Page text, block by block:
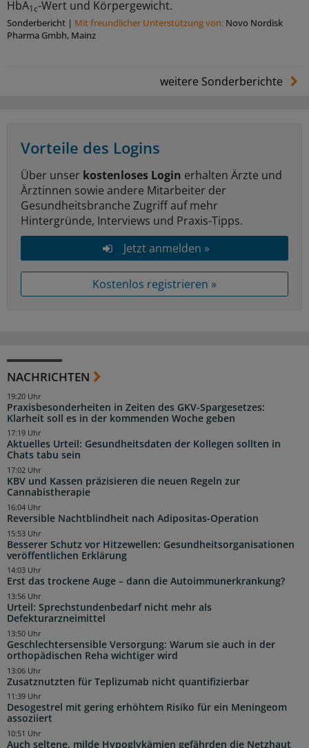
HbA1c-Wert und Körpergewicht.
Sonderbericht | Mit freundlicher Unterstützung von: Novo Nordisk
Pharma Gmbh, Mainz
weitere Sonderberichte
Vorteile des Logins
Über unser kostenloses Login erhalten Ärzte und
Ärztinnen sowie andere Mitarbeiter der
Gesundheitsbranche Zugriff auf mehr
Hintergründe, Interviews und Praxis-Tipps.
Jetzt anmelden »
Kostenlos registrieren »
NACHRICHTEN
Praxisbesonderheiten in Zeiten des GKV-Spargesetzes:
Klarheit soll es in der kommenden Woche geben
19:20 Uhr
Aktuelles Urteil: Gesundheitsdaten der Kollegen sollten in
Chats tabu sein
17:19 Uhr
KBV und Kassen präzisieren die neuen Regeln zur
Cannabistherapie
17:02 Uhr
Reversible Nachtblindheit nach Adipositas-Operation
16:04 Uhr
Besserer Schutz vor Hitzewellen: Gesundheitsorganisationen
veröffentlichen Erklärung
15:53 Uhr
Erst das trockene Auge – dann die Autoimmunerkrankung?
14:03 Uhr
Urteil: Sprechstundenbedarf nicht mehr als
Defekturarzneimittel
13:56 Uhr
Geschlechtersensible Versorgung: Warum sie auch in der
orthopädischen Reha wichtiger wird
13:50 Uhr
Zusatznutzten für Teplizumab nicht quantifizierbar
13:06 Uhr
Desogestrel mit gering erhöhtem Risiko für ein Meningeom
assoziiert
11:39 Uhr
Auch seltene, milde Hypoglykämien gefährden die Netzhaut
10:51 Uhr